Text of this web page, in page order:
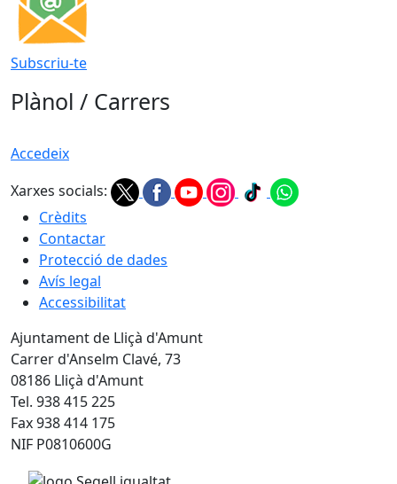
Subscriu-te
Plànol / Carrers
Accedeix
Xarxes socials:
Crèdits
Contactar
Protecció de dades
Avís legal
Accessibilitat
Ajuntament de Lliçà d'Amunt
Carrer d'Anselm Clavé, 73
08186 Lliçà d'Amunt
Tel. 938 415 225
Fax 938 414 175
NIF P0810600G